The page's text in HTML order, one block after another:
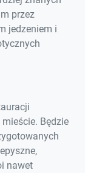
przez
jedzeniem i
Będzie
nawet